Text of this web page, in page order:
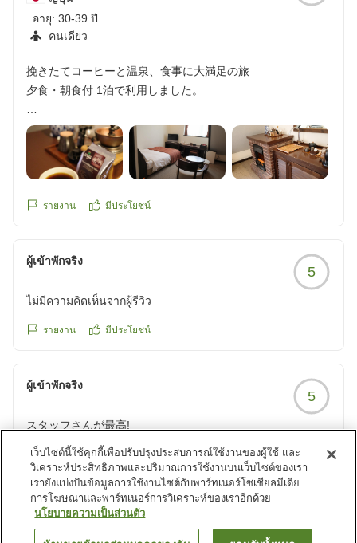
クチコミの詳細はこちらから
https://review.travel.rakuten.co.jp/hotel/voice/66785?
อายุ: 30-39 ปี
คนเดียว
挽きたてコーヒーと温泉、食事に大満足の旅
夕食・朝食付 1泊で利用しました。
【部屋】
落ち着いた木のぬくもりを感じるお部屋でした。アメニティ
は歯ブラシがあり、その他にヘアゴムやブラシ、コットンな
私が一番魅力的に思ったポイントは、お部屋で挽きたて淹れ
かったです。コーヒーとても美味しかったです。
カップや緑茶用の急須などこだわりが感じられるアイテムが
揃えられていました。
【温泉、サービス】
すが、貸切状態だったのでのんびりゆっくり浸かれました。
脱衣所も清潔だったので特に気になることはなく、お風呂上
がりにアイスとフルーツビネガードリンクのサービスも堪能
しました。
紅茶飲み放題の時間帯もあり、紅茶とチョコチップスコーン
も美味しくいただきました。ワインと夜鳴きそば提供の時間
は、お部屋でゆっくりしていたのでいただきませんでした
が、とても良いサービスだと感じました。
รายงาน มีประโยชน์
ผู้เข้าพักจริง
5
ไม่มีความคิดเห็นจากผู้รีวิว
รายงาน มีประโยชน์
ผู้เข้าพักจริง
5
スタッフさんが最高!
古いお城のような、大きな山小屋のような素敵な建物です。
木をふんだんに使った調度品もとても温かみがあります。
部屋には暖炉がありコーヒーミルがあります。家で豆を挽い
てコーヒーを飲むことがないので、ゆっくり豆を挽いて飲む
コーヒーはとても穏やかな気持ちになりました
夜は和食をいただきました。お刺身もとても新鮮で美味し
รายงาน มีประโยชน์
เว็บไซต์นี้ใช้คุกกี้เพื่อปรับปรุงประสบการณ์ใช้งานของผู้ใช้ และ
วิเคราะห์ประสิทธิภาพและปริมาณการใช้งานบนเว็บไซต์ของเรา
เรายังแบ่งปันข้อมูลการใช้งานไซต์กับพาร์ทเนอร์โซเชียลมีเดีย
การโฆษณาและพาร์ทเนอร์การวิเคราะห์ของเราอีกด้วย
นโยบายความเป็นส่วนตัว